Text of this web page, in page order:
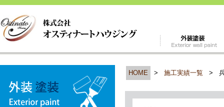
HOME > 施工実績一覧 >